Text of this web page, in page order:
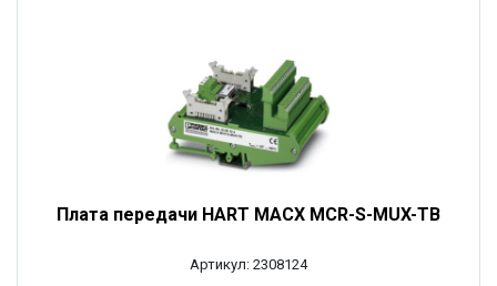
Плата передачи HART MACX MCR-S-MUX-TB
Артикул: 2308124